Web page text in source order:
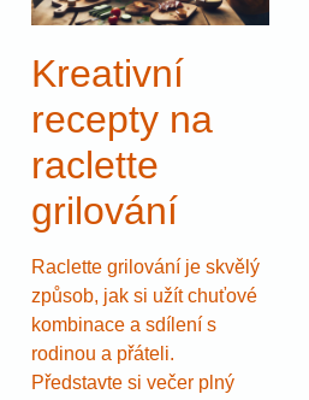
Kreativní
recepty na
raclette
grilování
Raclette grilování je skvělý
způsob, jak si užít chuťové
kombinace a sdílení s
rodinou a přáteli.
Představte si večer plný